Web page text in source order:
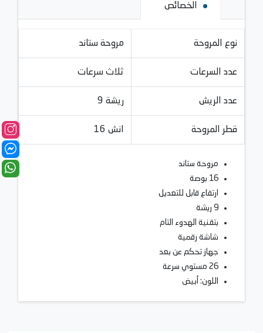
الخصائص
نوع المروحة مروحة ستاند
عدد السرعات ثلاث سرعات
عدد الريش 9 ريشة
قطر المروحة 16 انش
مروحة ستاند
16 بوصة
ارتفاع قابل للتعديل
9 ريشة
بتقنية الهدوء التام
شاشة رقمية
جهاز تحكم عن بعد
26 مستوي سرعة
اللون: أبيض